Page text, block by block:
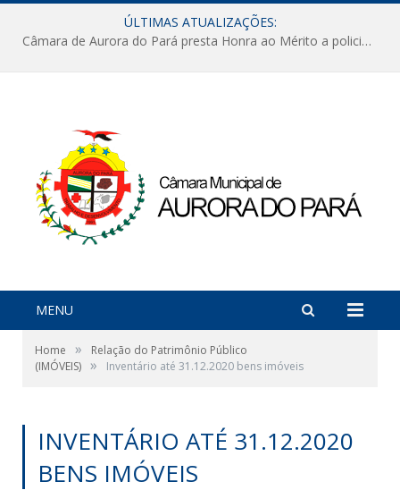
ÚLTIMAS ATUALIZAÇÕES:
Câmara de Aurora do Pará presta Honra ao Mérito a policiais militares em sessão marcada por reconhecimento e emoção
MENU
Home »
Relação do Patrimônio Público
(IMÓVEIS) » Inventário até 31.12.2020 bens imóveis
INVENTÁRIO ATÉ 31.12.2020
BENS IMÓVEIS